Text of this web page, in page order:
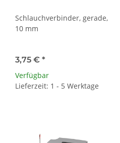
Schlauchverbinder, gerade,
10 mm
3,75 € *
Verfügbar
Lieferzeit: 1 - 5 Werktage